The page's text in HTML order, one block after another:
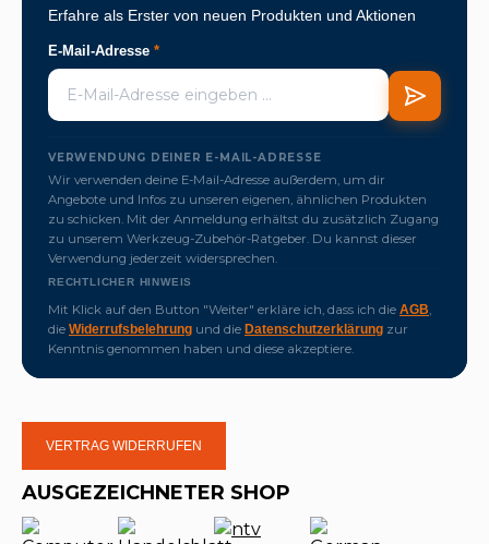
Erfahre als Erster von neuen Produkten und Aktionen
E-Mail-Adresse *
VERWENDUNG DEINER E-MAIL-ADRESSE
Wir verwenden deine E-Mail-Adresse außerdem, um dir
Angebote und Infos zu unseren eigenen, ähnlichen Produkten
zu schicken. Mit der Anmeldung erhältst du zusätzlich Zugang
zu unserem Werkzeug-Zubehör-Ratgeber. Du kannst dieser
Verwendung jederzeit widersprechen.
RECHTLICHER HINWEIS
Mit Klick auf den Button "Weiter" erkläre ich, dass ich die AGB,
die Widerrufsbelehrung und die Datenschutzerklärung zur
Kenntnis genommen haben und diese akzeptiere.
VERTRAG WIDERRUFEN
AUSGEZEICHNETER SHOP